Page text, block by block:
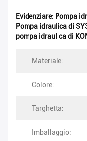
Evidenziare: Pompa
Pompa idraulica di
pompa idraulica di
Materiale:
Colore:
Targhetta:
Imballaggio: